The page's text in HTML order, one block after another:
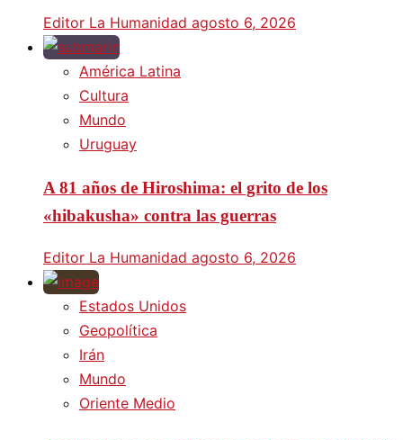
Editor La Humanidad agosto 6, 2026
América Latina
Cultura
Mundo
Uruguay
A 81 años de Hiroshima: el grito de los
«hibakusha» contra las guerras
Editor La Humanidad agosto 6, 2026
Estados Unidos
Geopolítica
Irán
Mundo
Oriente Medio